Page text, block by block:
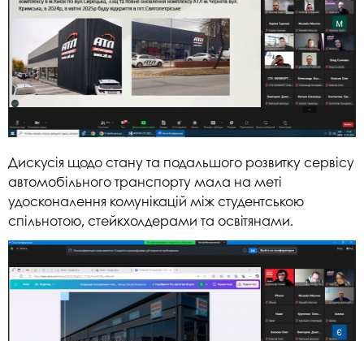
Дискусія щодо стану та подальшого розвитку сервісу
автомобільного транспорту мала на меті
удосконалення комунікацій між студентською
спільнотою, стейкхолдерами та освітянами.